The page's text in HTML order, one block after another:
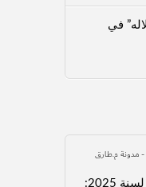
في
أنساكم: إحياء جائزة المحبوب (38) - مدونة م.طارق
تجاربي الشخصية ورحلاتي لسنة 2025: